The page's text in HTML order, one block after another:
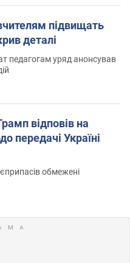
підвищать
деталі
педагогам уряд анонсував
відповів на
передачі Україні
обмежені